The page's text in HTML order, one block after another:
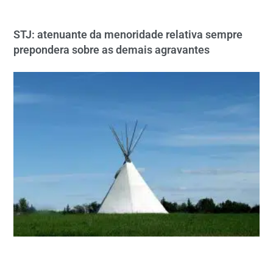
STJ: atenuante da menoridade relativa sempre
prepondera sobre as demais agravantes